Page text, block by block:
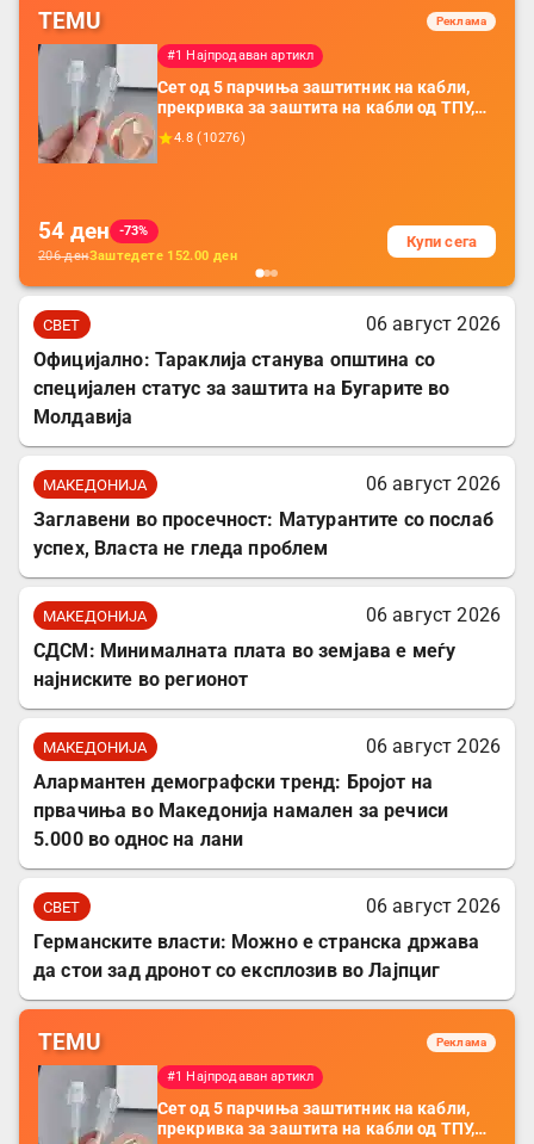
TEMU Реклама
#1 Најпродаван артикл
Сет од 5 парчиња заштитник на кабли,
прекривка за заштита на кабли од ТПУ,
додатоци за заштита на кабли, без
батерија, за мобилни телефони, комплет
4.8 ( 10276)
54 ден
-73%
206денЗаштедете 152.00 ден
Купи сега
СВЕТ
06 август 2026
Официјално: Тараклија станува општина со
специјален статус за заштита на Бугарите во
Молдавија
МАКЕДОНИЈА
06 август 2026
Заглавени во просечност: Матурантите со послаб
успех, Власта не гледа проблем
МАКЕДОНИЈА
06 август 2026
СДСМ: Минималната плата во земјава е меѓу
најниските во регионот
МАКЕДОНИЈА
06 август 2026
Алармантен демографски тренд: Бројот на
првачиња во Македонија намален за речиси
5.000 во однос на лани
СВЕТ
06 август 2026
Германските власти: Можно е странска држава
да стои зад дронот со експлозив во Лајпциг
TEMU Реклама
#1 Најпродаван артикл
Сет од 5 парчиња заштитник на кабли,
прекривка за заштита на кабли од ТПУ,